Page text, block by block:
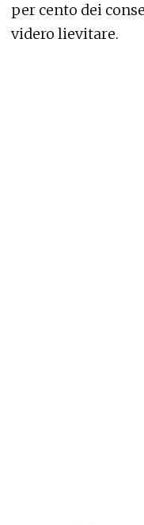
per cento dei
videro lievitare.